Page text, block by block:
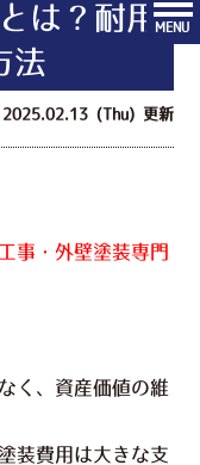
MENU
は？耐用
法
2025.02.13 (Thu) 更新
事・外壁塗装専門
く、資産価値の維
装費用は大きな支